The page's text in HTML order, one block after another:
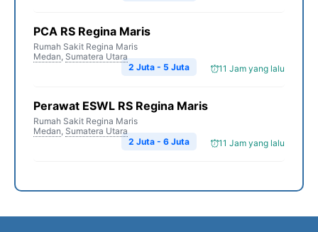
PCA RS Regina Maris
Rumah Sakit Regina Maris
Medan, Sumatera Utara
11 Jam yang lalu
2 Juta - 5 Juta
Perawat ESWL RS Regina Maris
Rumah Sakit Regina Maris
Medan, Sumatera Utara
11 Jam yang lalu
2 Juta - 6 Juta